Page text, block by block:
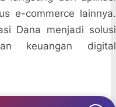
e-commerce lainnya.
Dana menjadi solusi
keuangan digital